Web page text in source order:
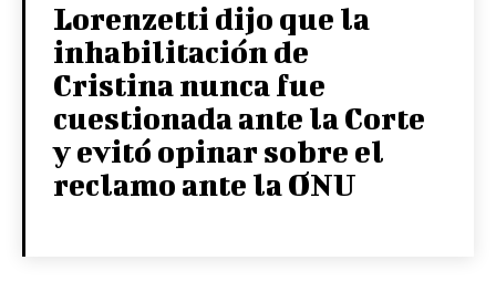
Lorenzetti dijo que la
inhabilitación de
Cristina nunca fue
cuestionada ante la Corte
y evitó opinar sobre el
reclamo ante la ONU